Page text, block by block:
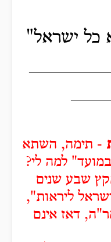
כל ישראל"
- תימה, השתא
למה לי?
שבע שנים
ליראות",
דאז אינם